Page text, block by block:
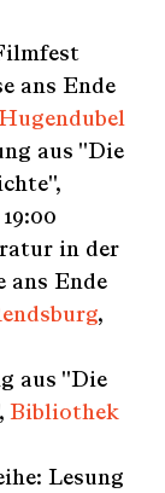
ans Ende
aus "Die
19:00
in der
ans Ende
,
aus "Die
Bibliothek
Lesung